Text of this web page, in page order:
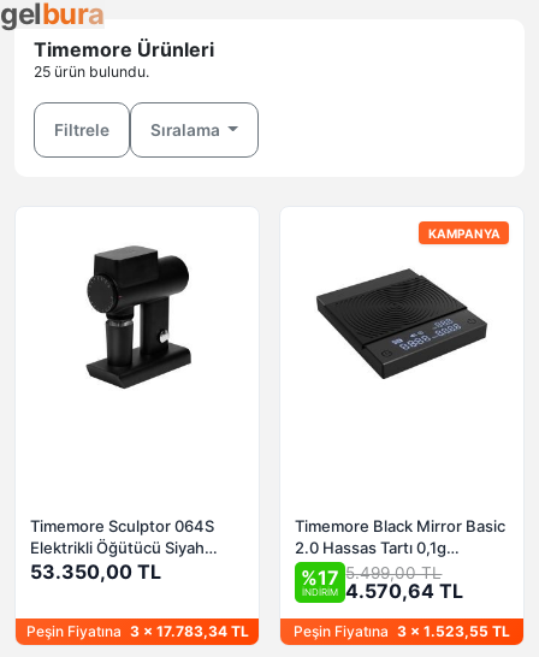
gelbura
Timemore Ürünleri
25 ürün bulundu.
Filtrele Sıralama
Timemore Sculptor 064S
Elektrikli Öğütücü Siyah
(Espresso)
53.350,00 TL
Peşin Fiyatına 3 x 17.783,34 TL
KAMPANYA
Timemore Black Mirror Basic
2.0 Hassas Tartı 0,1g
hassaslık
%17
İNDİRİM
5.499,00 TL
4.570,64 TL
Peşin Fiyatına 3 x 1.523,55 TL